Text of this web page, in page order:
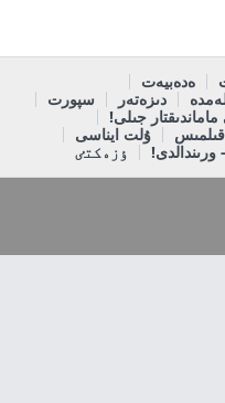
ەدەبيەت
دىزەتەر
سپورت
جىلى!
قىلمىس
ۇلت ايناسى
ورىندالدى! ٶزەكتٸ